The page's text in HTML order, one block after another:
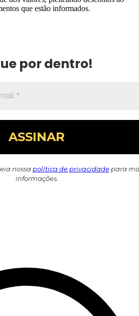
que estão informados.
por dentro!
nossapolítica de privacidadepara
informações.